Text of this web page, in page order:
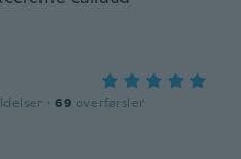
· 69 overførsler